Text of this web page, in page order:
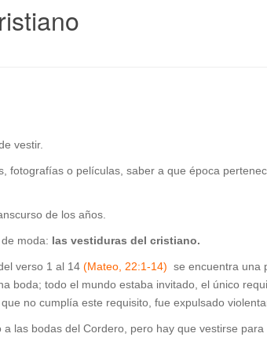
vestir.
fotografías o películas, saber a que época
de los años.
moda: las vestiduras del cristiano.
verso 1 al 14 (Mateo, 22:1-14) se encuentra una
boda; todo el mundo estaba invitado, el único
no cumplía este requisito, fue expulsado
las bodas del Cordero, pero hay que vestirse